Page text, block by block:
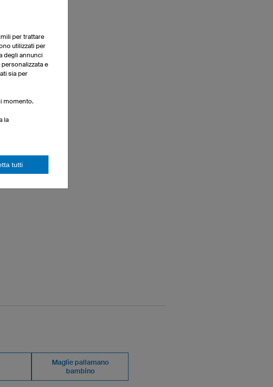
Maglie pallamano
bambino
per trattare
utilizzati per
degli annunci
e
sia per
momento.
la
tutti